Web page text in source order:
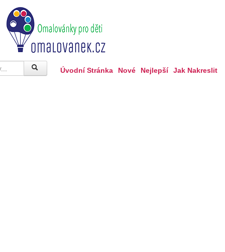
Úvodní Stránka Nové Nejlepší Jak Nakreslit